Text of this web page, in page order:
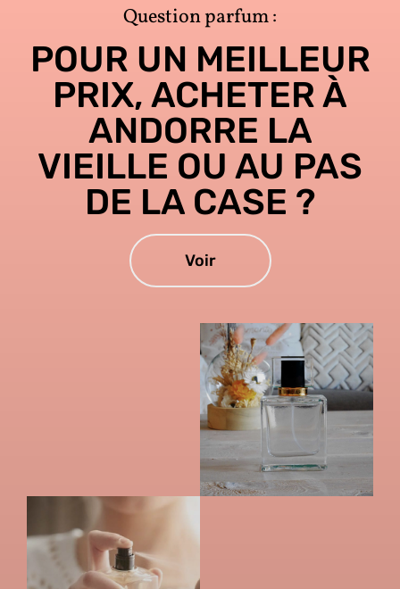
Question parfum :
POUR UN MEILLEUR
PRIX, ACHETER À
ANDORRE LA
VIEILLE OU AU PAS
DE LA CASE ?
Voir